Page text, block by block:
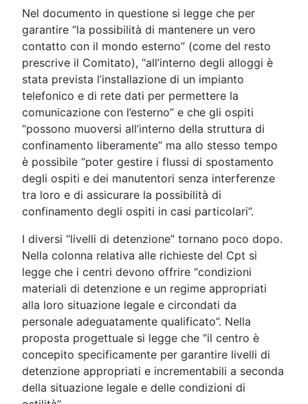
Nel documento in questione si legge che per
garantire “la possibilità di mantenere un vero
contatto con il mondo esterno” (come del resto
prescrive il Comitato), “all’interno degli alloggi è
stata prevista l’installazione di un impianto
telefonico e di rete dati per permettere la
comunicazione con l’esterno” e che gli ospiti
“possono muoversi all’interno della struttura di
confinamento liberamente” ma allo stesso tempo
è possibile “poter gestire i flussi di spostamento
degli ospiti e dei manutentori senza interferenze
tra loro e di assicurare la possibilità di
confinamento degli ospiti in casi particolari”.
I diversi “livelli di detenzione” tornano poco dopo.
Nella colonna relativa alle richieste del Cpt si
legge che i centri devono offrire “condizioni
materiali di detenzione e un regime appropriati
alla loro situazione legale e circondati da
personale adeguatamente qualificato”. Nella
proposta progettuale si legge che “il centro è
concepito specificamente per garantire livelli di
detenzione appropriati e incrementabili a seconda
della situazione legale e delle condizioni di